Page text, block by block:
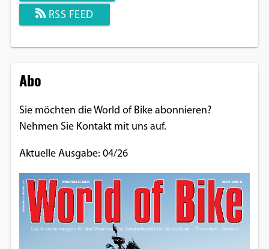
RSS FEED
Abo
Sie möchten die World of Bike abonnieren?
Nehmen Sie Kontakt mit uns auf.
Aktuelle Ausgabe: 04/26